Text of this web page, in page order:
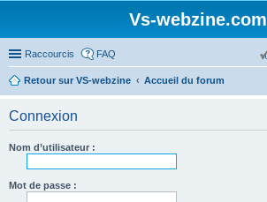
Vs-webzine.com
Raccourcis FAQ
Retour sur VS-webzine Accueil du forum
Connexion
Nom d’utilisateur :
Mot de passe :